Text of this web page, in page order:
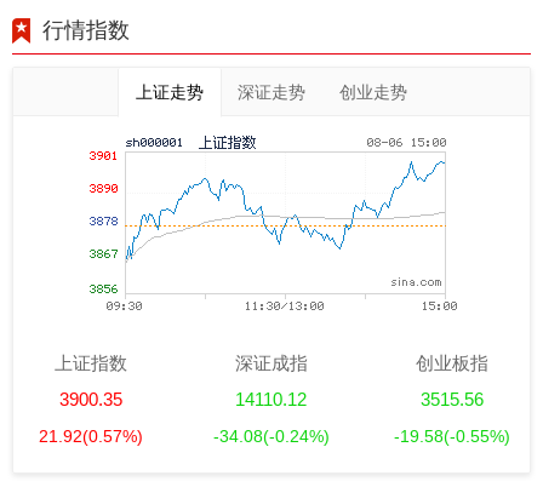
行情指数
上证走势 深证走势 创业走势
上证指数
3900.35
21.92(0.57%)
深证成指
14110.12
-34.08(-0.24%)
创业板指
3515.56
-19.58(-0.55%)